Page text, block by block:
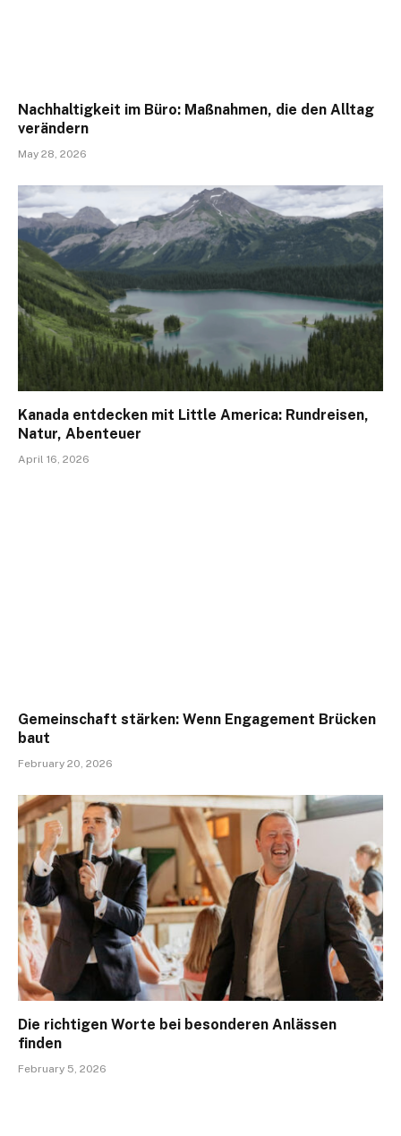
Nachhaltigkeit im Büro: Maßnahmen, die den Alltag
verändern
May 28, 2026
Kanada entdecken mit Little America: Rundreisen,
Natur, Abenteuer
April 16, 2026
Gemeinschaft stärken: Wenn Engagement Brücken
baut
February 20, 2026
Die richtigen Worte bei besonderen Anlässen
finden
February 5, 2026